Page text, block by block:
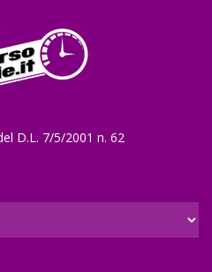
D.L. 7/5/2001 n. 62